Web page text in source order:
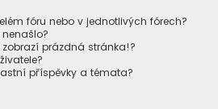
fóru nebo v jednotlivých fórech?
prázdná stránka!?
příspěvky a témata?